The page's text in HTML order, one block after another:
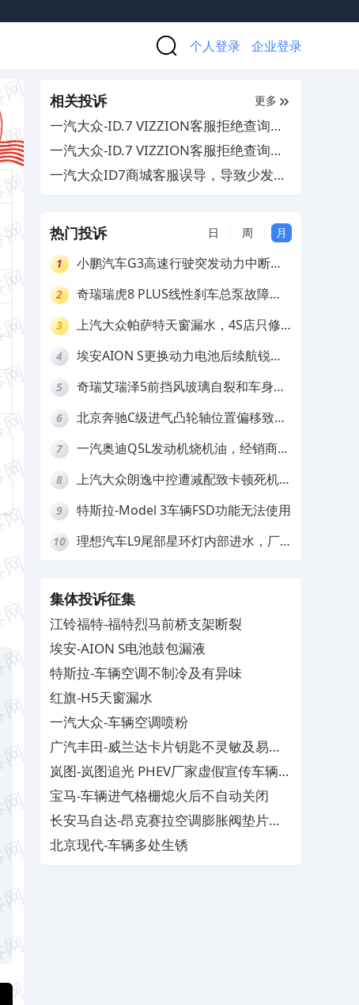
个人登录 企业登录
相关投诉 更多
一汽大众-ID.7 VIZZION客服拒绝查询用
车记录
一汽大众-ID.7 VIZZION客服拒绝查询用
车记录
一汽大众ID7商城客服误导，导致少发商
热门投诉 日 周 月
1
小鹏汽车G3高速行驶突发动力中断，
2
奇瑞瑞虎8 PLUS线性刹车总泵故障，
3
上汽大众帕萨特天窗漏水，4S店只修
4
埃安AION S更换动力电池后续航锐
5
奇瑞艾瑞泽5前挡风玻璃自裂和车身多
6
北京奔驰C级进气凸轮轴位置偏移致发
7
一汽奥迪Q5L发动机烧机油，经销商推
8
上汽大众朗逸中控遭减配致卡顿死机，
9 特斯拉-Model 3车辆FSD功能无法使用
10
理想汽车L9尾部星环灯内部进水，厂
集体投诉征集
江铃福特-福特烈马前桥支架断裂
埃安-AION S电池鼓包漏液
特斯拉-车辆空调不制冷及有异味
红旗-H5天窗漏水
一汽大众-车辆空调喷粉
广汽丰田-威兰达卡片钥匙不灵敏及易消
磁
岚图-岚图追光 PHEV厂家虚假宣传车辆配
置与功能
宝马-车辆进气格栅熄火后不自动关闭
长安马自达-昂克赛拉空调膨胀阀垫片生
锈
北京现代-车辆多处生锈